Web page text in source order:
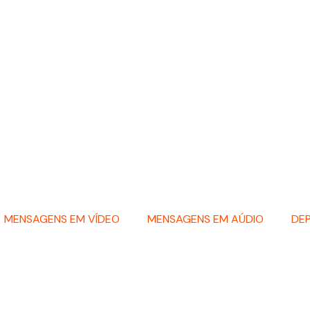
MENSAGENS EM VÍDEO MENSAGENS EM AÚDIO